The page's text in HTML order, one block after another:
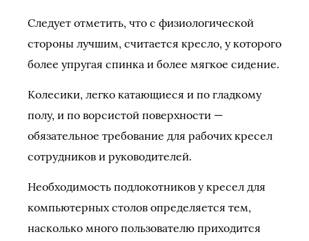
Следует отметить, что с физиологической
стороны лучшим, считается кресло, у которого
более упругая спинка и более мягкое сидение.
Колесики, легко катающиеся и по гладкому
полу, и по ворсистой поверхности —
обязательное требование для рабочих кресел
сотрудников и руководителей.
Необходимость подлокотников у кресел для
компьютерных столов определяется тем,
насколько много пользователю приходится